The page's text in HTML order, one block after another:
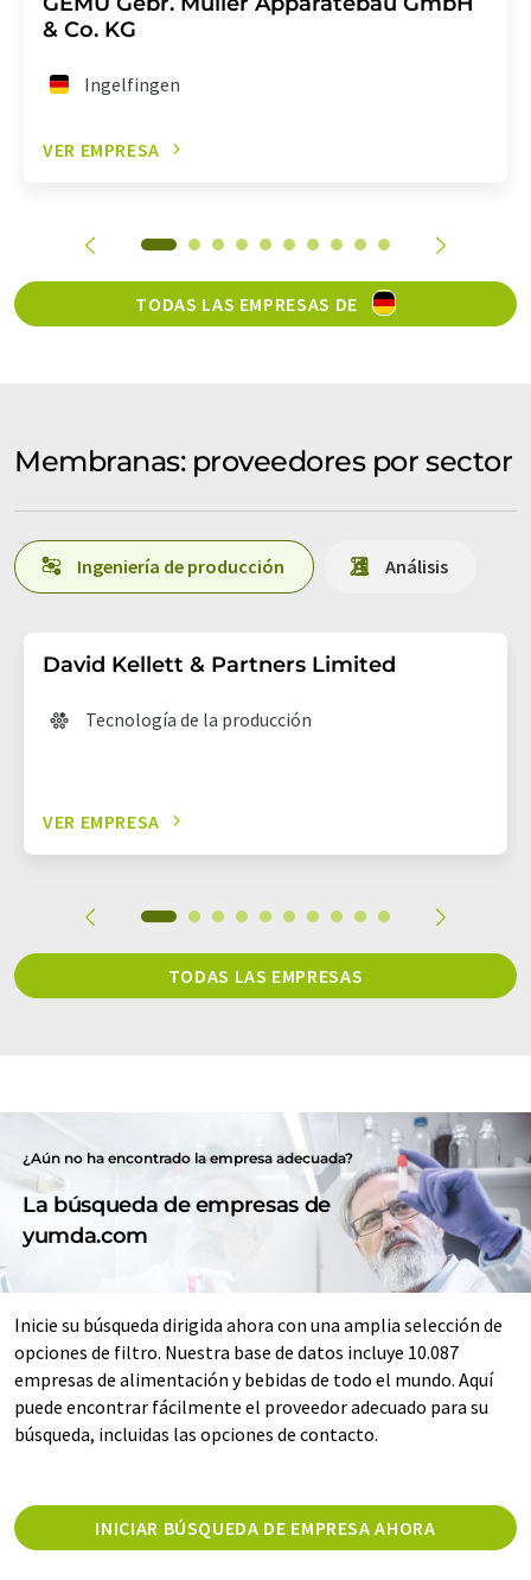
& Co. KG
Ingelfingen
VER EMPRESA
TODAS LAS EMPRESAS DE
Membranas: proveedores por sector
Ingeniería de producción Análisis
David Kellett & Partners Limited
Tecnología de la producción
VER EMPRESA
TODAS LAS EMPRESAS
¿Aún no ha encontrado la empresa adecuada?
La búsqueda de empresas de
yumda.com
Inicie su búsqueda dirigida ahora con una amplia selección de
opciones de filtro. Nuestra base de datos incluye 10.087
empresas de alimentación y bebidas de todo el mundo. Aquí
puede encontrar fácilmente el proveedor adecuado para su
búsqueda, incluidas las opciones de contacto.
INICIAR BÚSQUEDA DE EMPRESA AHORA